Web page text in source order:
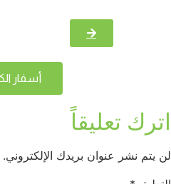
أسفار
اترك تعليقاً
لن يتم نشر عنوان بريدك الإلكتروني.